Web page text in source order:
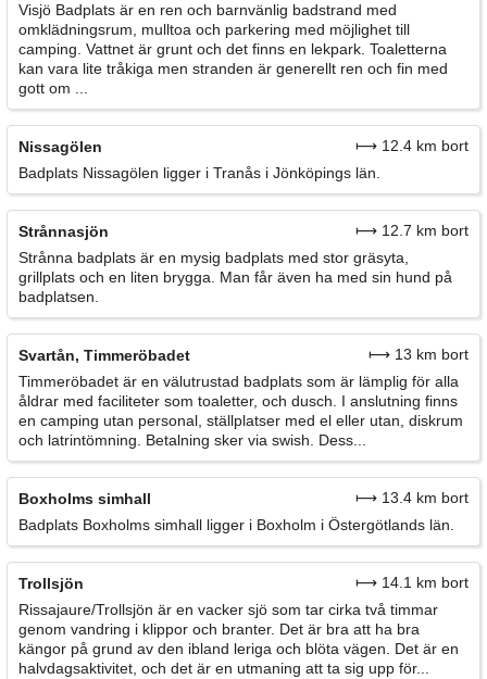
Visjö Badplats är en ren och barnvänlig badstrand med
omklädningsrum, mulltoa och parkering med möjlighet till
camping. Vattnet är grunt och det finns en lekpark. Toaletterna
kan vara lite tråkiga men stranden är generellt ren och fin med
gott om ...
Nissagölen
⟼ 12.4 km bort
Badplats Nissagölen ligger i Tranås i Jönköpings län.
Strånnasjön
⟼ 12.7 km bort
Strånna badplats är en mysig badplats med stor gräsyta,
grillplats och en liten brygga. Man får även ha med sin hund på
badplatsen.
Svartån, Timmeröbadet
⟼ 13 km bort
Timmeröbadet är en välutrustad badplats som är lämplig för alla
åldrar med faciliteter som toaletter, och dusch. I anslutning finns
en camping utan personal, ställplatser med el eller utan, diskrum
och latrintömning. Betalning sker via swish. Dess...
Boxholms simhall
⟼ 13.4 km bort
Badplats Boxholms simhall ligger i Boxholm i Östergötlands län.
Trollsjön
⟼ 14.1 km bort
Rissajaure/Trollsjön är en vacker sjö som tar cirka två timmar
genom vandring i klippor och branter. Det är bra att ha bra
kängor på grund av den ibland leriga och blöta vägen. Det är en
halvdagsaktivitet, och det är en utmaning att ta sig upp för...